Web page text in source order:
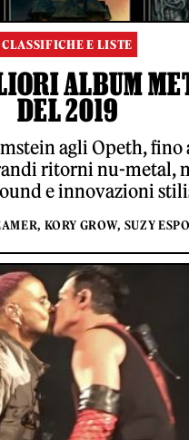
CLASSIFICHE E LISTE
ALBUM
DEL 2019
agli Opeth, fino
ritorni nu-metal,
e innovazioni
KORY GROW, SUZY